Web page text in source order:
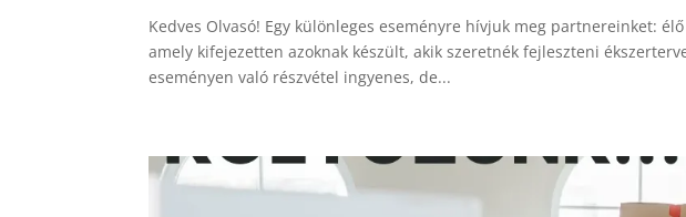
Kedves Olvasó! Egy különleges eseményre hívjuk meg partnereinket:
amely kifejezetten azoknak készült, akik szeretnék fejleszteni
eseményen való részvétel ingyenes, de...